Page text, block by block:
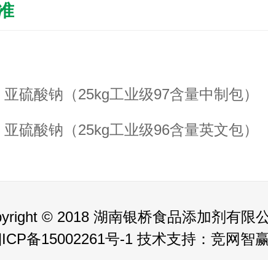
亚硫酸钠（25kg工业级97含量中制包）
亚硫酸钠（25kg工业级96含量英文包）
© 2018 湖南银桥食品添加剂有限
备15002261号-1 技术支持： 竞网智